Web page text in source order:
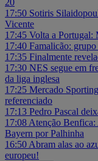
17:50 Sotiris
Vicente
17:45 Volta a Portugal:
17:40 Famalicão:
17:35 Finalmente
17:30 NES segue em
da liga inglesa
17:25 Mercado
referenciado
17:13 Pedro Pascal
17:08 Atenção
Bayern por Palhinha
16:50 Abram alas ao
europeu!